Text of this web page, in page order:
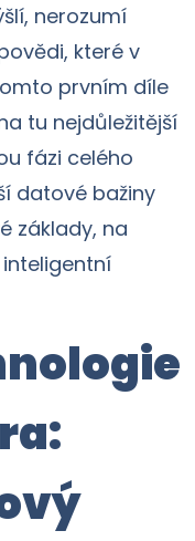
nerozumí
které v
prvním díle
tu nejdůležitější
fázi celého
datové bažiny
základy, na